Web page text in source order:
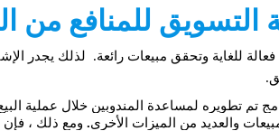
التسويق للمنافع من
فعالة للغاية وتحقق مبيعات رائعة. لذلك يجدر
تم تطويره لمساعدة المندوبين خلال عملية
والعديد من الميزات الأخرى. ومع ذلك ،